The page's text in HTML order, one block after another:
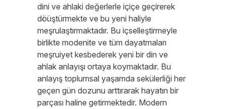
dini ve ahlaki değerlerle içiçe geçirerek
döüştürmekte ve bu yeni haliyle
meşrulaştırmaktadır. Bu içselleştirmeyle
birlikte modenite ve tüm dayatmaları
meşruiyet kesbederek yeni bir din ve
ahlak anlayışı ortaya koymaktadır. Bu
anlayış toplumsal yaşamda sekülerliği her
geçen gün dozunu arttırarak hayatın bir
parçası haline getirmektedir. Modern